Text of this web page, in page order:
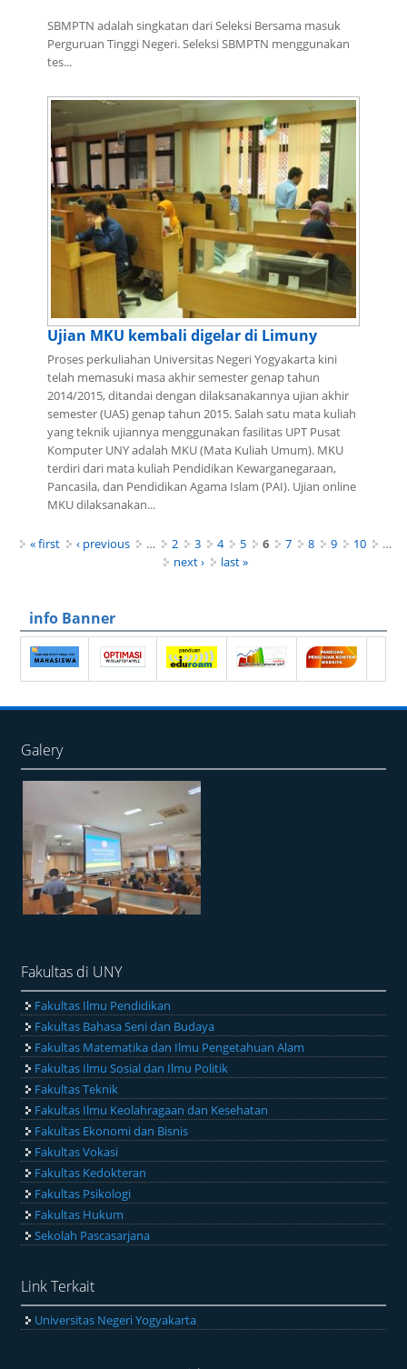
SBMPTN adalah singkatan dari Seleksi Bersama masuk
Perguruan Tinggi Negeri. Seleksi SBMPTN menggunakan
tes...
Ujian MKU kembali digelar di Limuny
Proses perkuliahan Universitas Negeri Yogyakarta kini
telah memasuki masa akhir semester genap tahun
2014/2015, ditandai dengan dilaksanakannya ujian akhir
semester (UAS) genap tahun 2015. Salah satu mata kuliah
yang teknik ujiannya menggunakan fasilitas UPT Pusat
Komputer UNY adalah MKU (Mata Kuliah Umum). MKU
terdiri dari mata kuliah Pendidikan Kewarganegaraan,
Pancasila, dan Pendidikan Agama Islam (PAI). Ujian online
MKU dilaksanakan...
Pages
« first ‹ previous … 2 3 4 5 6 7 8 9 10
…
next ›
last »
info Banner
Galery
Fakultas di UNY
Fakultas Ilmu Pendidikan
Fakultas Bahasa Seni dan Budaya
Fakultas Matematika dan Ilmu Pengetahuan Alam
Fakultas Ilmu Sosial dan Ilmu Politik
Fakultas Teknik
Fakultas Ilmu Keolahragaan dan Kesehatan
Fakultas Ekonomi dan Bisnis
Fakultas Vokasi
Fakultas Kedokteran
Fakultas Psikologi
Fakultas Hukum
Sekolah Pascasarjana
Link Terkait
Universitas Negeri Yogyakarta